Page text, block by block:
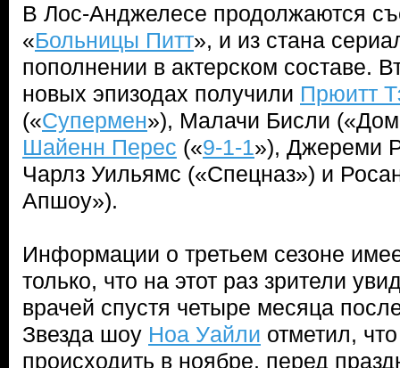
В Лос-Анджелесе продолжаются
«Больницы Питт», и из стана
пополнении в актерском составе.
новых эпизодах получили Прюитт
(«Супермен»), Малачи Бисли
Шайенн Перес («9-1-1»), Джереми
Чарлз Уильямс («Спецназ») и
Апшоу»).
Информации о третьем сезоне
только, что на этот раз зрители
врачей спустя четыре месяца
Звезда шоу Ноа Уайли отметил,
происходить в ноябре, перед